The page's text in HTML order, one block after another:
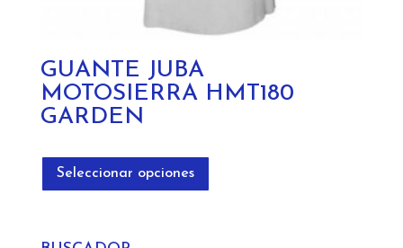
GUANTE JUBA
MOTOSIERRA HMT180
GARDEN
Seleccionar opciones